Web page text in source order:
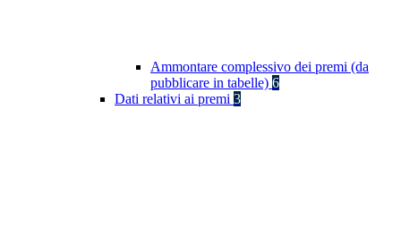
Ammontare complessivo dei premi (da
pubblicare in tabelle) 6
Dati relativi ai premi 3